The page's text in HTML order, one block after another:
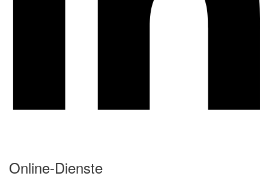
Online-Dienste